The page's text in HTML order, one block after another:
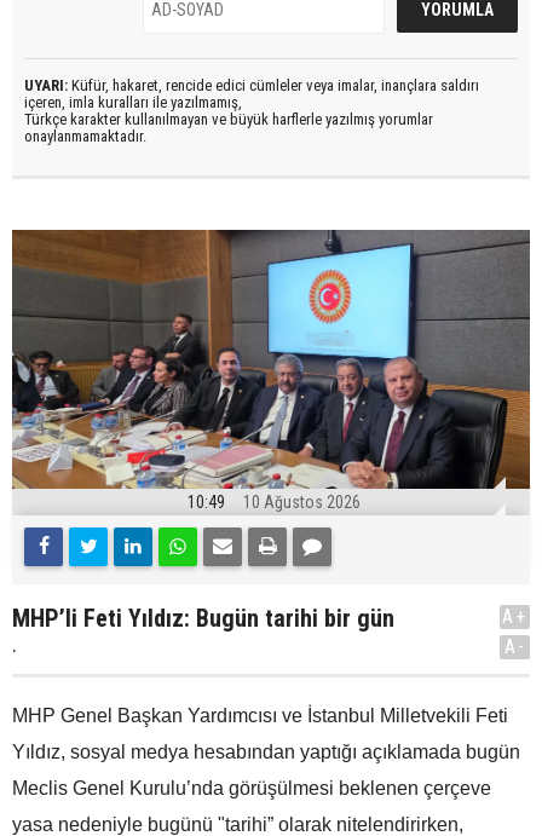
UYARI: Küfür, hakaret, rencide edici cümleler veya imalar, inançlara saldırı
içeren, imla kuralları ile yazılmamış,
Türkçe karakter kullanılmayan ve büyük harflerle yazılmış yorumlar
onaylanmamaktadır.
10:49 10 Ağustos 2026
MHP’li Feti Yıldız: Bugün tarihi bir gün
.
A+
A-
MHP Genel Başkan Yardımcısı ve İstanbul Milletvekili Feti
Yıldız, sosyal medya hesabından yaptığı açıklamada bugün
Meclis Genel Kurulu’nda görüşülmesi beklenen çerçeve
yasa nedeniyle bugünü "tarihi” olarak nitelendirirken,